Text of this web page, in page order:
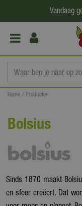
a
Home Producten
Vandaag
Bolsius
Sinds 1870 maakt
en sfeer creëert. Dat